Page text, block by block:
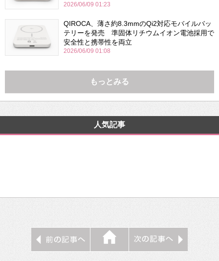
2026/06/09 01:23
QIROCA、薄さ約8.3mmのQi2対応モバイルバッ
テリーを発売 準固体リチウムイオン電池採用で
安全性と携帯性を両立
2026/06/09 01:08
もっとみる
人気記事